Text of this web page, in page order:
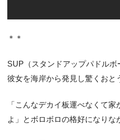
＊＊
SUP（スタンドアップパドルボ
彼女を海岸から発見し驚くおと
「こんなデカイ板運べなくて
よ」とボロボロの格好になりな